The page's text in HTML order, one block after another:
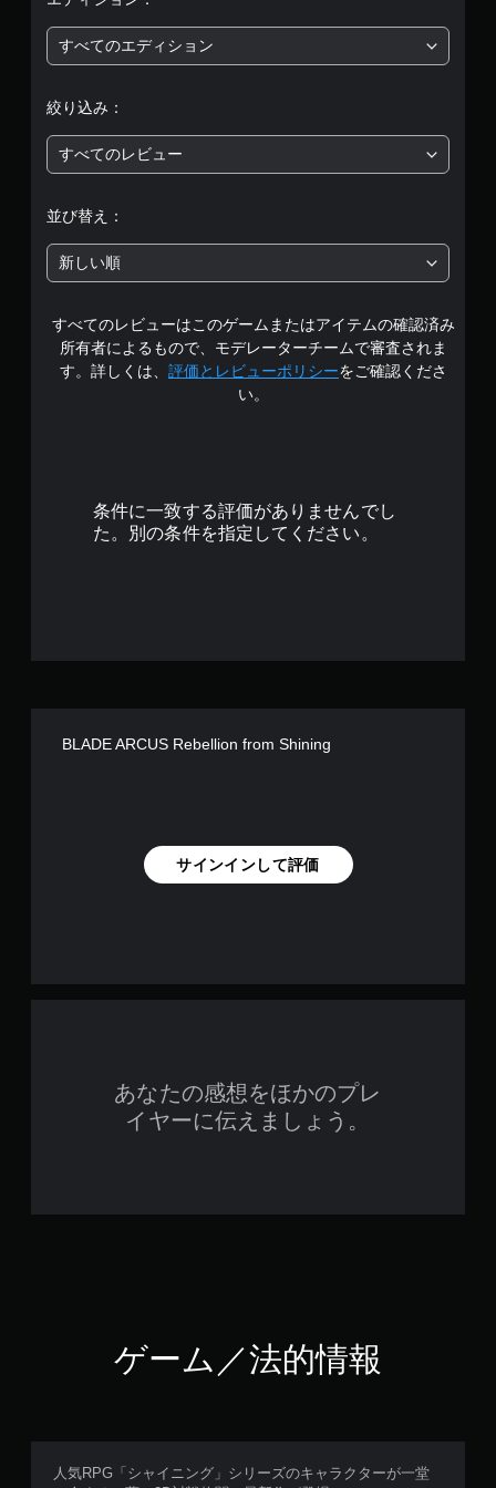
評
は
5
階
中
の
4
すべてのエディション
絞り込み：
すべてのレビュー
並び替え：
新しい順
すべてのレビューはこのゲームまたはアイテムの確認済み
所有者によるもので、モデレーターチームで審査されま
す。詳しくは、 評価とレビューポリシーをご確認くださ
い。
条件に一致する評価がありませんでし
た。別の条件を指定してください。
BLADE ARCUS Rebellion from Shining
サインインして評価
あなたの感想をほかのプレ
イヤーに伝えましょう。
ゲーム／法的情報
人気RPG「シャイニング」シリーズのキャラクターが一堂